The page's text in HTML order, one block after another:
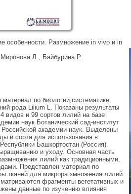
особенности. Размножение in vivo и in
Л., Байбурина Р.
материал по биологии,систематике,
рода Lilium L. Показаны результаты
видов и 99 сортов лилий на базе
наук Ботанический сад-институт
Российской академии наук. Выделены
и сорта для использования в
Башкортостан (Россия).
и уходу. Основная часть
лилий как традиционными,
Представлен материал по
тканей для микрора змножения лилий.
фрагменты вегетативных и
данные по изучению влияния